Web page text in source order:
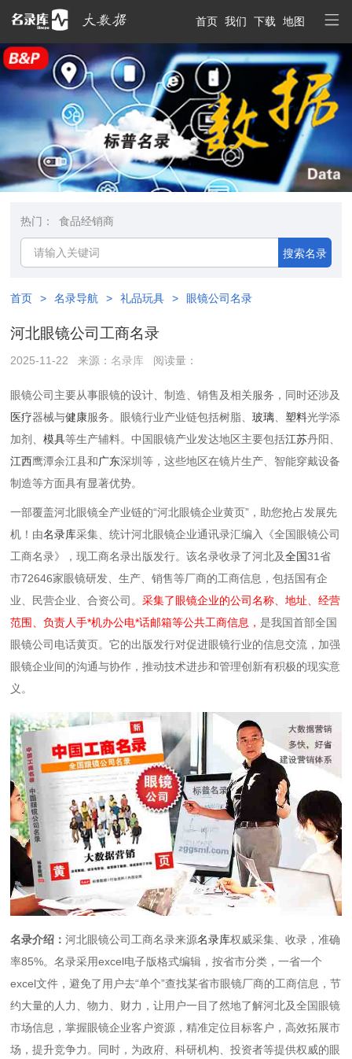
首页 我们 下载 地图
热门： 食品经销商
搜索名录
首页 > 名录导航 > 礼品玩具 > 眼镜公司名录
河北眼镜公司工商名录
2025-11-22 来源：名录库 阅读量：
眼镜公司主要从事眼镜的设计、制造、销售及相关服务，同时还涉及
医疗器械与健康服务。眼镜行业产业链包括树脂、玻璃 塑料光学添
加剂、模具等生产辅料。中国眼镜产业发达地区主要包括江苏丹阳、
江西鹰潭余江县和广东深圳等，这些地区在镜片生产、智能穿戴设备
制造等方面具有显著优势。
一部覆盖河北眼镜全产业链的“河北眼镜企业黄页”，助您抢占发展先
机！由名录库采集、统计河北眼镜企业通讯录汇编入《全国眼镜公司
工商名录》，现工商名录出版发行。该名录收录了河北及全国31省
市72646家眼镜研发、生产、销售等厂商的工商信息，包括国有企
业、民营企业、合资公司。采集了眼镜企业的公司名称、地址、经营
范围、负责人手*机办公电*话邮箱等公共工商信息，是我国首部全国
眼镜公司电话黄页。它的出版发行对促进眼镜行业的信息交流，加强
眼镜企业间的沟通与协作，推动技术进步和管理创新有积极的现实意
义。
名录介绍：河北眼镜公司工商名录来源名录库权威采集、收录，准确
率85%。名录采用excel电子版格式编辑，按省市分类，一省一个
excel文件，避免了用户去“单个”查找某省市眼镜厂商的工商信息，节
约大量的人力、物力、财力，让用户一目了然地了解河北及全国眼镜
市场信息，掌握眼镜企业客户资源，精准定位目标客户，高效拓展市
场，提升竞争力。同时，为政府、科研机构、投资者等提供权威的眼